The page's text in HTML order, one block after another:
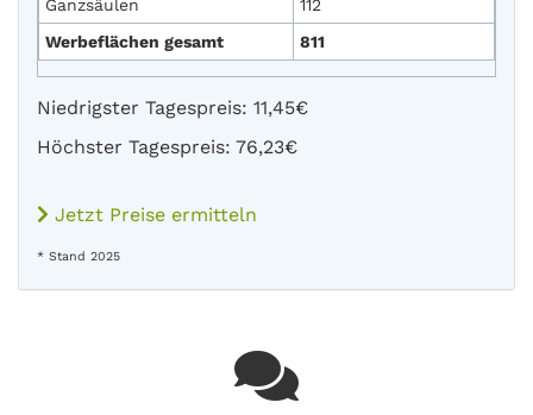
Ganzsäulen
112
Werbeflächen gesamt
811
Niedrigster Tagespreis: 11,45€
Höchster Tagespreis: 76,23€
Jetzt Preise ermitteln
* Stand 2025